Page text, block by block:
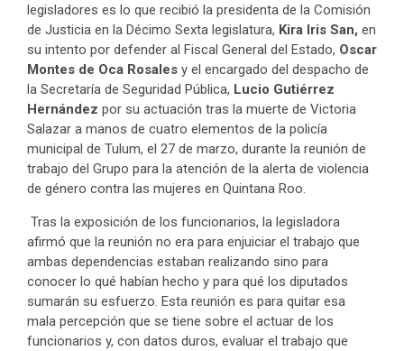
legisladores es lo que recibió la presidenta de la Comisión
de Justicia en la Décimo Sexta legislatura, Kira Iris San, en
su intento por defender al Fiscal General del Estado, Oscar
Montes de Oca Rosales y el encargado del despacho de
la Secretaría de Seguridad Pública, Lucio Gutiérrez
Hernández por su actuación tras la muerte de Victoria
Salazar a manos de cuatro elementos de la policía
municipal de Tulum, el 27 de marzo, durante la reunión de
trabajo del Grupo para la atención de la alerta de violencia
de género contra las mujeres en Quintana Roo.
Tras la exposición de los funcionarios, la legisladora
afirmó que la reunión no era para enjuiciar el trabajo que
ambas dependencias estaban realizando sino para
conocer lo qué habían hecho y para qué los diputados
sumarán su esfuerzo. Esta reunión es para quitar esa
mala percepción que se tiene sobre el actuar de los
funcionarios y, con datos duros, evaluar el trabajo que